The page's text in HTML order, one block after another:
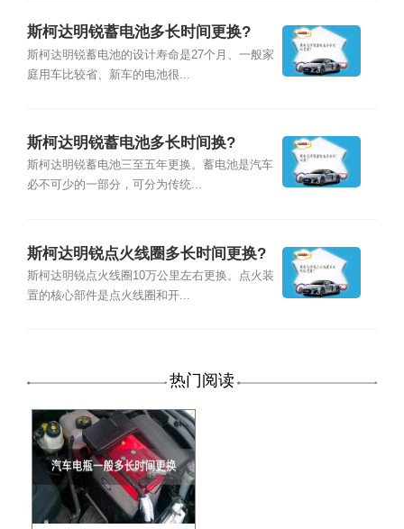
斯柯达明锐蓄电池多长时间更换?
斯柯达明锐蓄电池的设计寿命是27个月、一般家
庭用车比较省、新车的电池很...
斯柯达明锐蓄电池多长时间换?
斯柯达明锐蓄电池三至五年更换。蓄电池是汽车
必不可少的一部分，可分为传统...
斯柯达明锐点火线圈多长时间更换?
斯柯达明锐点火线圈10万公里左右更换。点火装
置的核心部件是点火线圈和开...
热门阅读